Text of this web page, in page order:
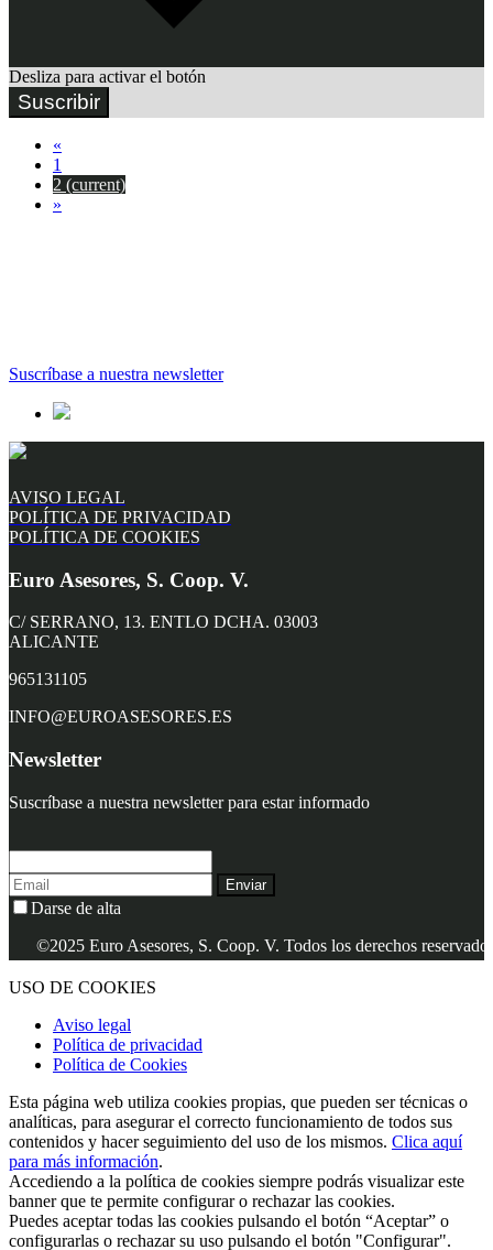
Desliza para activar el botón
Suscribir
«
1
2 (current)
»
Suscríbase a nuestra newsletter
AVISO LEGAL
POLÍTICA DE PRIVACIDAD
POLÍTICA DE COOKIES
Euro Asesores, S. Coop. V.
C/ SERRANO, 13. ENTLO DCHA. 03003
ALICANTE
965131105
INFO@EUROASESORES.ES
Newsletter
Suscríbase a nuestra newsletter para estar informado
Enviar
Darse de alta
©2025 Euro Asesores, S. Coop. V. Todos los derechos reservados.
USO DE COOKIES
Aviso legal
Política de privacidad
Política de Cookies
Esta página web utiliza cookies propias, que pueden ser técnicas o
analíticas, para asegurar el correcto funcionamiento de todos sus
contenidos y hacer seguimiento del uso de los mismos. Clica aquí
para más información.
Accediendo a la política de cookies siempre podrás visualizar este
banner que te permite configurar o rechazar las cookies.
Puedes aceptar todas las cookies pulsando el botón “Aceptar” o
configurarlas o rechazar su uso pulsando el botón "Configurar".